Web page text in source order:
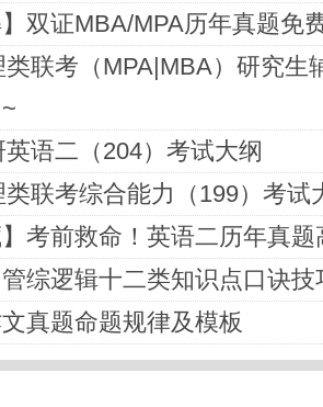
】双证MBA/MPA历年真题免
类联考（MPA|MBA）研究生
语二（204）考试大纲
类联考综合能力（199）考试
】考前救命！英语二历年真
综逻辑十二类知识点口诀技
真题命题规律及模板